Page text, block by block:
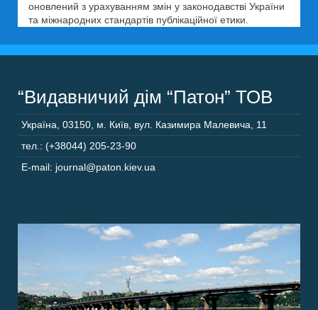
оновлений з урахуванням змін у законодавстві України
та міжнародних стандартів публікаційної етики.
“Видавничий дім “Патон” ТОВ
Україна 03150 м. Київ, вул. Казимира Малевича, 11
тел.: (+38044) 205-23-90
E-mail: journal@paton.kiev.ua